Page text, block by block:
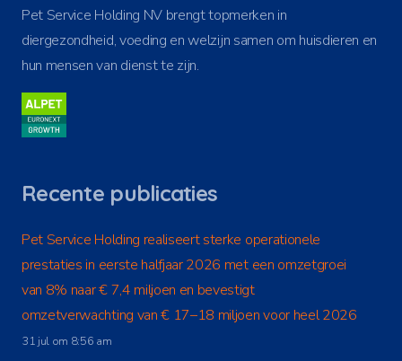
Pet Service Holding NV brengt topmerken in
diergezondheid, voeding en welzijn samen om huisdieren en
hun mensen van dienst te zijn.
Recente publicaties
Pet Service Holding realiseert sterke operationele
prestaties in eerste halfjaar 2026 met een omzetgroei
van 8% naar € 7,4 miljoen en bevestigt
omzetverwachting van € 17–18 miljoen voor heel 2026
31 jul om 8:56 am